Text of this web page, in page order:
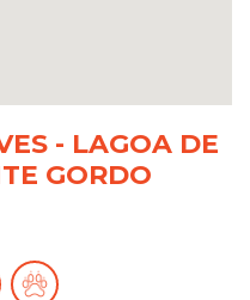
- LAGOA DE
GORDO